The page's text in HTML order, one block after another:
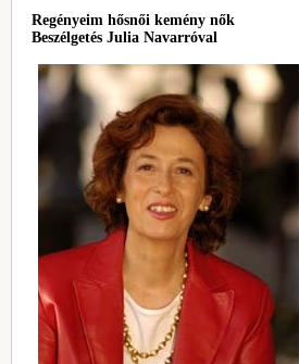
Regényeim hősnői kemény nők
Beszélgetés Julia Navarróval